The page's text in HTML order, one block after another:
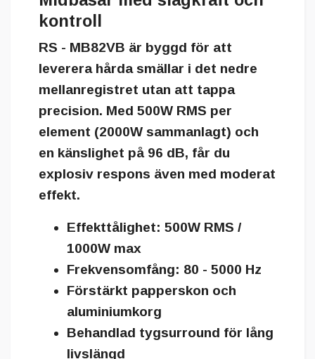
kontroll
RS - MB82VB är byggd för att
leverera hårda smällar i det nedre
mellanregistret utan att tappa
precision. Med 500W RMS per
element (2000W sammanlagt) och
en känslighet på 96 dB, får du
explosiv respons även med moderat
effekt.
Effekttålighet: 500W RMS /
1000W max
Frekvensomfång: 80 - 5000 Hz
Förstärkt papperskon och
aluminiumkorg
Behandlad tygsurround för lång
livslängd